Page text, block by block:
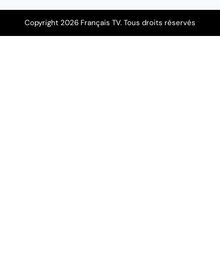
Copyright 2026 Français TV. Tous droits réservés